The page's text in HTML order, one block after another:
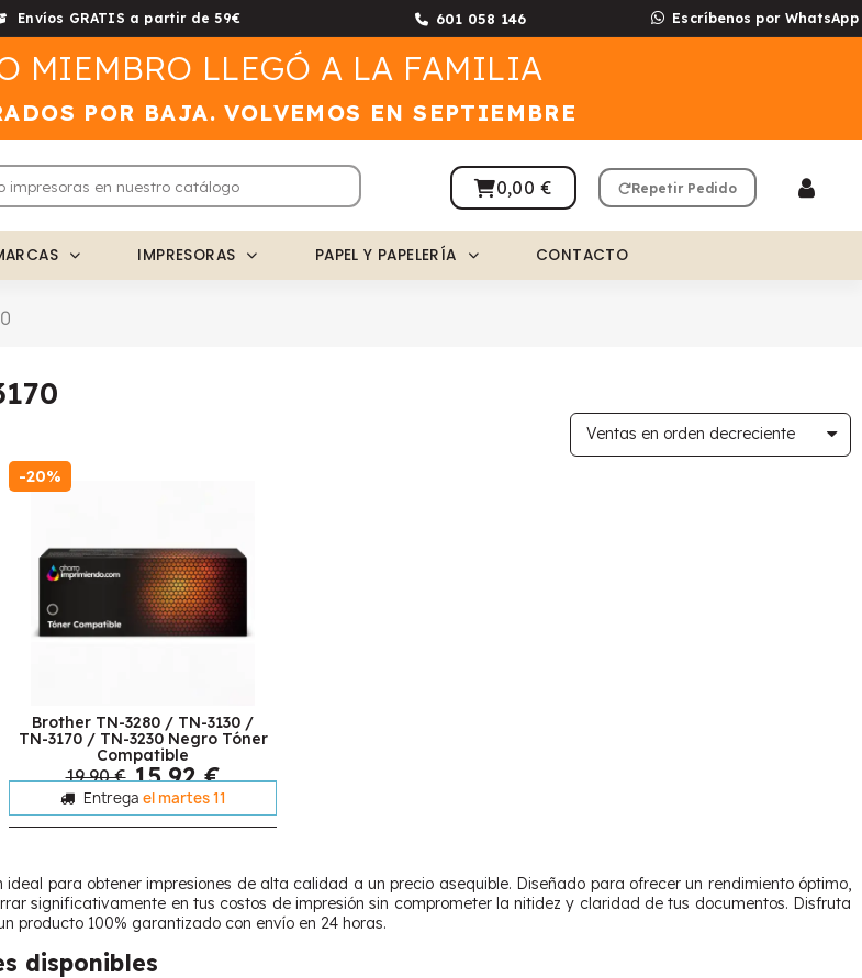
Envíos GRATIS a partir de 59€ 601 058 146 Escríbenos por WhatsApp
MIEMBRO LLEGÓ A LA FAMILIA
POR BAJA. VOLVEMOS EN SEPTIEMBRE
0,00 € Repetir Pedido
IMPRESORAS PAPEL Y PAPELERÍA CONTACTO
-20%
Brother TN-3280 / TN-3130 /
TN-3170 / TN-3230 Negro Tóner
Compatible
19,90 € 15,92 €
Entrega el martes 11
ideal para obtener impresiones de alta calidad a un precio asequible. Diseñado para ofrecer un rendimiento óptimo,
significativamente en tus costos de impresión sin comprometer la nitidez y claridad de tus documentos. Disfruta
producto 100% garantizado con envío en 24 horas.
disponibles